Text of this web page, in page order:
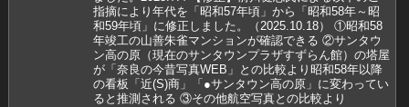
指摘により年代を「昭和57年頃」から「昭和58年～昭
和59年頃」に修正しました。（2025.10.18） ①昭和58
年竣工の山善朱雀マンションが確認できる ②サンタウ
ン高の原（現在のサンタウンプラザすずらん館）の塔屋
が「奈良の今昔写真WEB」との比較より昭和58年以降
の看板「近(S)商」「●サンタウン高の原」に変わってい
ると推測される ③その他航空写真との比較より